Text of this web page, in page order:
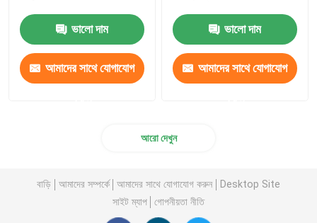
ভালো দাম
আমাদের সাথে যোগাযোগ
ভালো দাম
আমাদের সাথে যোগাযোগ
আরো দেখুন
বাড়ি আমাদের সম্পর্কে আমাদের সাথে যোগাযোগ করুন
Desktop Site
সাইট ম্যাপ
গোপনীয়তা নীতি